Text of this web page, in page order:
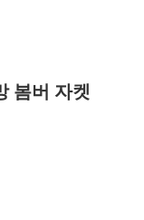
봄버 자켓